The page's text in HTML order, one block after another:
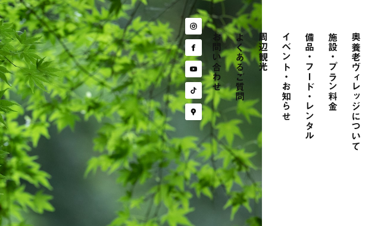
奥養老ヴィレッジについて
施設・プラン料金
備品・フード・レンタル
イベント・お知らせ
周辺観光
よくあるご質問
お問い合わせ